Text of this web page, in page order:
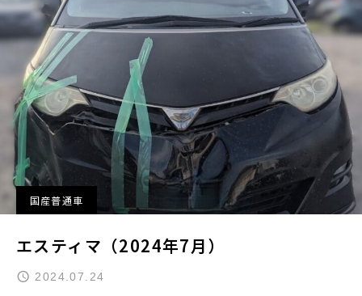
国産普通車
エスティマ（2024年7月）
2024.07.24